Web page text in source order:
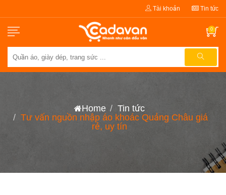
Tài khoản Tin tức
0
Home
Tin tức
Tư vấn nguồn nhập áo khoác Quảng Châu giá
rẻ, uy tín